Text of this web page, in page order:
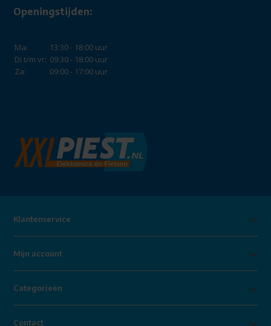
Openingstijden:
Ma:
13:30 - 18:00 uur
Di t/m vr: 09:30 - 18:00 uur
Za:
09:00 - 17:00 uur
Klantenservice
Mijn account
Categorieën
Contact